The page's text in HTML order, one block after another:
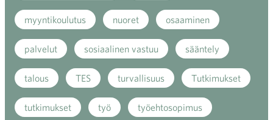
myyntikoulutus nuoret osaaminen
palvelut sosiaalinen vastuu sääntely
talous TES turvallisuus Tutkimukset
tutkimukset työ työehtosopimus